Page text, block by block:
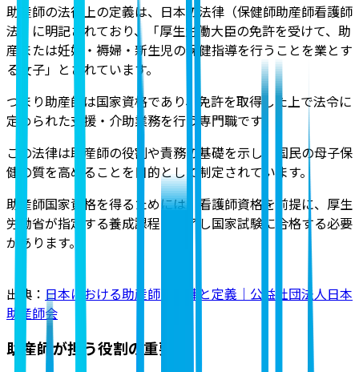
助産師の法律上の定義は、日本の法律（保健師助産師看護師
法）に明記されており、「厚生労働大臣の免許を受けて、助
産または妊婦・褥婦・新生児の保健指導を行うことを業とす
る女子」 とされています。
つまり助産師は国家資格であり、免許を取得した上で法令に
定められた支援・介助業務を行う専門職です。
この法律は助産師の役割や責務の基礎を示し、国民の母子保
健の質を高めることを目的として制定されています。
助産師国家資格を得るためには、看護師資格を前提に、厚生
労働省が指定する養成課程を修了し国家試験に合格する必要
があります。
出典： 日本における助産師の法律と定義｜公益社団法人日本
助産師会
助産師が担う役割の重要性